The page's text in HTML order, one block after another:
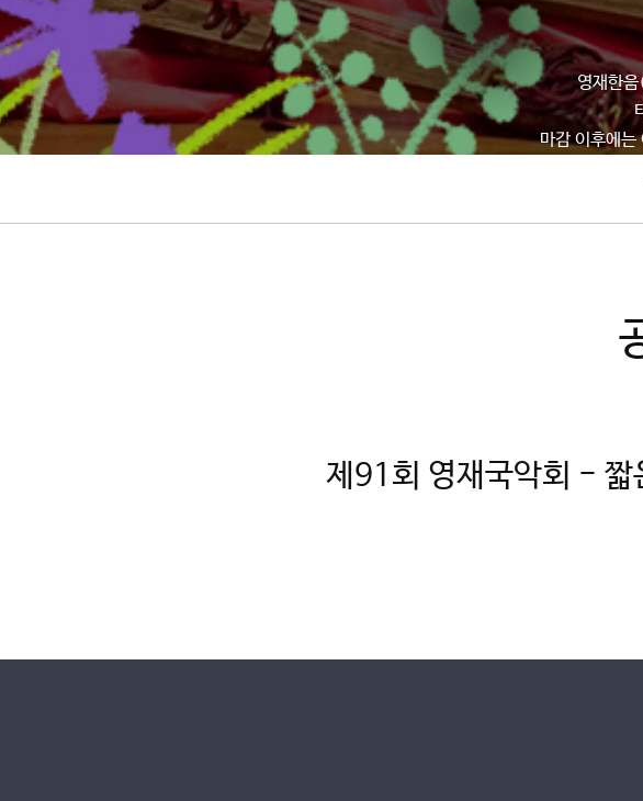
영재한
마감 이후에는
제91회 영재국악회 - 짧